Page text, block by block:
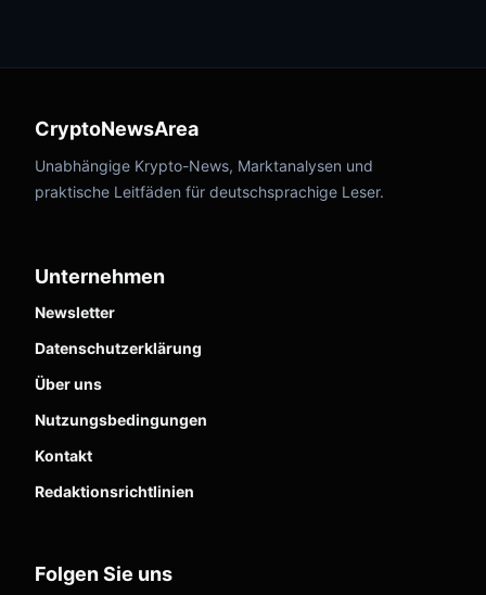
CryptoNewsArea
Unabhängige Krypto-News, Marktanalysen und
praktische Leitfäden für deutschsprachige Leser.
Unternehmen
Newsletter
Datenschutzerklärung
Über uns
Nutzungsbedingungen
Kontakt
Redaktionsrichtlinien
Folgen Sie uns